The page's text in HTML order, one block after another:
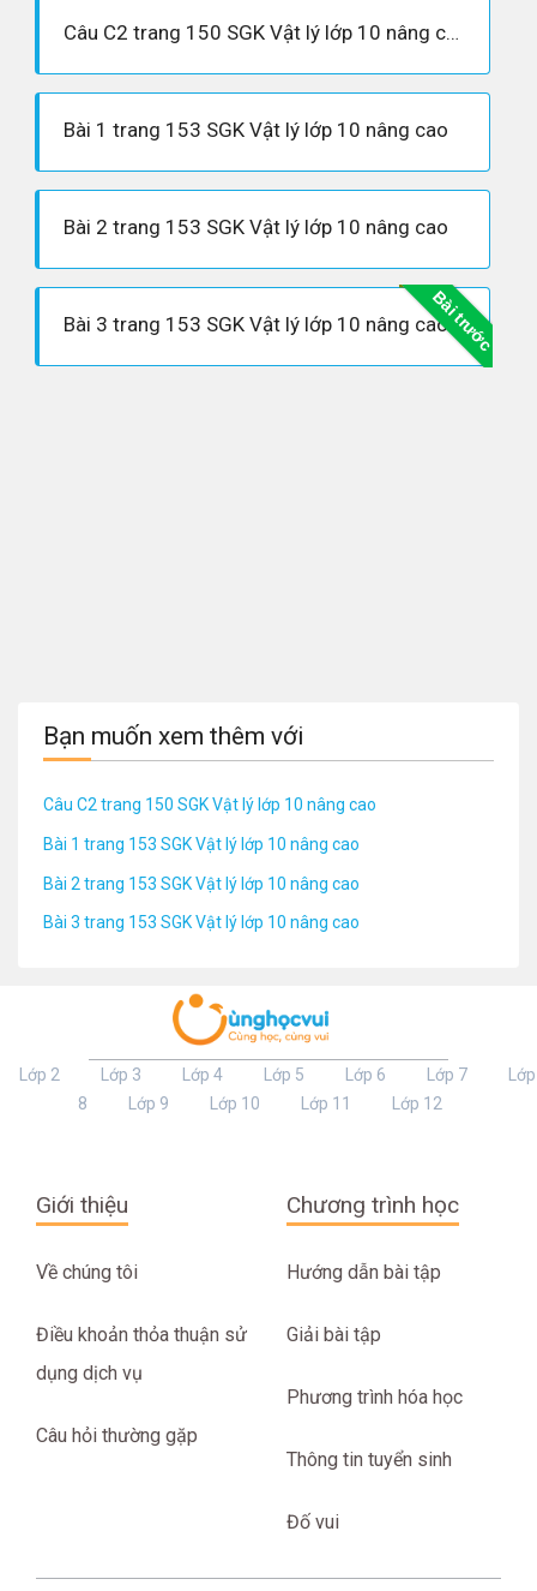
Câu C2 trang 150 SGK Vật lý lớp 10 nâng cao
Bài 1 trang 153 SGK Vật lý lớp 10 nâng cao
Bài 2 trang 153 SGK Vật lý lớp 10 nâng cao
Bài trước
Bài 3 trang 153 SGK Vật lý lớp 10 nâng cao
Bạn muốn xem thêm với
Câu C2 trang 150 SGK Vật lý lớp 10 nâng cao
Bài 1 trang 153 SGK Vật lý lớp 10 nâng cao
Bài 2 trang 153 SGK Vật lý lớp 10 nâng cao
Bài 3 trang 153 SGK Vật lý lớp 10 nâng cao
Lớp 2 Lớp 3 Lớp 4 Lớp 5 Lớp 6 Lớp 7
Lớp
8
Lớp 9 Lớp 10 Lớp 11 Lớp 12
Giới thiệu
Về chúng tôi
Điều khoản thỏa thuận sử
dụng dịch vụ
Câu hỏi thường gặp
Chương trình học
Hướng dẫn bài tập
Giải bài tập
Phương trình hóa học
Thông tin tuyển sinh
Đố vui